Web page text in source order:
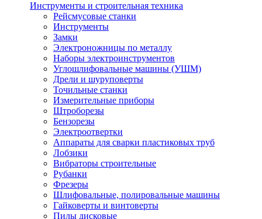
Инструменты и строительная техника
Рейсмусовые станки
Инструменты
Замки
Электроножницы по металлу
Наборы электроинструментов
Углошлифовальные машины (УШМ)
Дрели и шуруповерты
Точильные станки
Измерительные приборы
Штроборезы
Бензорезы
Электроотвертки
Аппараты для сварки пластиковых труб
Лобзики
Вибраторы строительные
Рубанки
Фрезеры
Шлифовальные, полировальные машины
Гайковерты и винтоверты
Пилы дисковые